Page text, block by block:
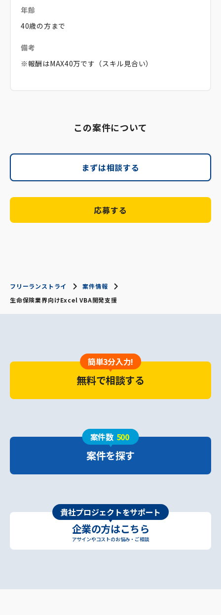
年齢
40歳の方まで
備考
※報酬はMAX40万です（スキル見合い）
この案件について
まずは相談する
応募する
フリーランストライ
案件情報
生命保険業界向けExcel VBA開発支援
簡単3分入力!
無料で相談する
案件数 500
案件を探す
貴社プロジェクトをサポート
企業の方はこちら
アサインやコストのお悩み・ご相談